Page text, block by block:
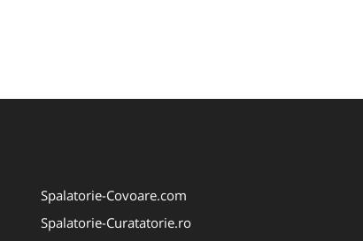
Spalatorie-Covoare.com
Spalatorie-Curatatorie.ro